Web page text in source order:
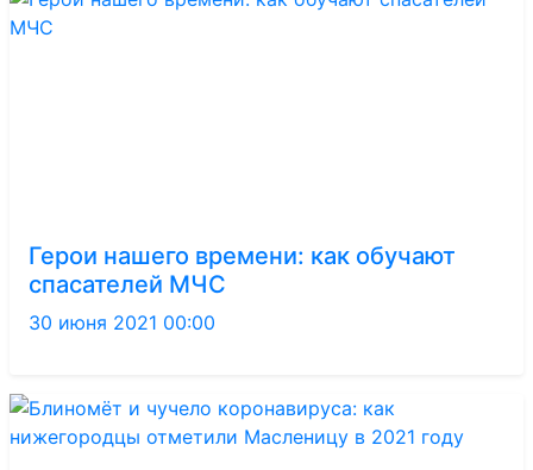
Герои нашего времени: как обучают
спасателей МЧС
30 июня 2021 00:00